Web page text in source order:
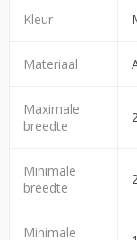
Kleur
Materiaal
Maximale
breedte
Minimale
breedte
Minimale